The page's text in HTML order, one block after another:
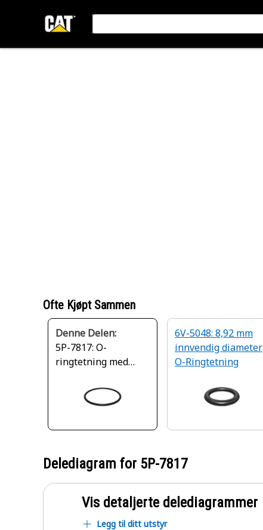
Ofte Kjøpt Sammen
Denne Delen:
5P-7817: O-
ringtetning med
diameter
6V-5048: 8,92 mm
innvendig diameter
O-Ringtetning
Delediagram for 5P-7817
Vis detaljerte delediagrammer
Legg til ditt utstyr